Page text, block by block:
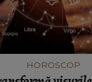
HOROSCOP